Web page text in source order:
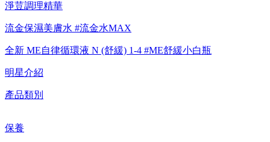
淨荳調理精華
流金保濕美膚水 #流金水MAX
全新 ME自律循環液 N (舒緩) 1-4 #ME舒緩小白瓶
明星介紹
產品類別
保養